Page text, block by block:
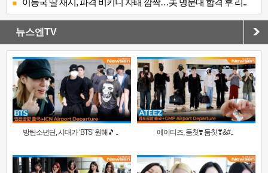
이동국 딸 재시, 파격 비키니 자태 깜짝…美 명문대 합격 후 리..
뉴스엔TV
방탄소년단, 시대가 ‘BTS’ 원해🎵 .. 에이티즈, 둠칫❣️ 둠칫❣&#..